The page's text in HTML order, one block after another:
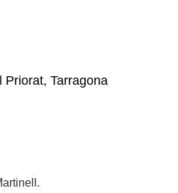
Priorat, Tarragona